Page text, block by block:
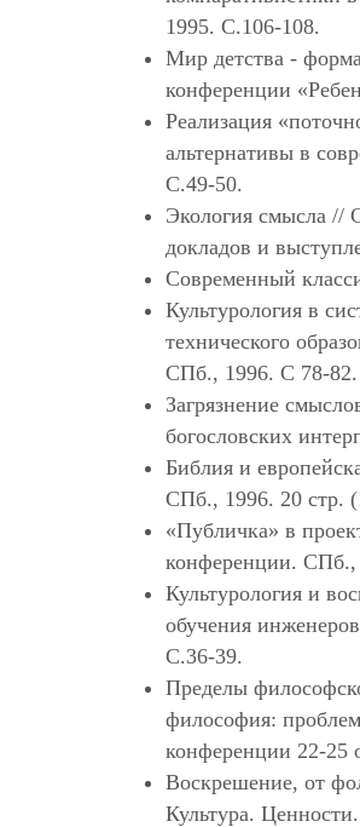
1995. С.106-108.
Мир детства -
конференции
Реализация
альтернативы в
С.49-50.
Экология смысла //
докладов и
Современный
Культурология в
технического
СПб., 1996. С 78-82.
Загрязнение
богословских
Библия и
СПб., 1996. 20 стр.
«Публичка» в
конференции. СПб.,
Культурология и
обучения
С.36-39.
Пределы
философия:
конференции 22-25
Воскрешение, от
Культура.